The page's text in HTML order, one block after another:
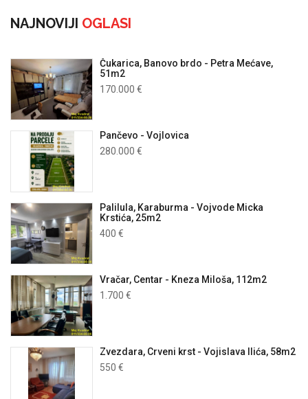
NAJNOVIJI OGLASI
Čukarica, Banovo brdo - Petra Mećave,
51m2
170.000 €
Pančevo - Vojlovica
280.000 €
Palilula, Karaburma - Vojvode Micka
Krstića, 25m2
400 €
Vračar, Centar - Kneza Miloša, 112m2
1.700 €
Zvezdara, Crveni krst - Vojislava Ilića, 58m2
550 €